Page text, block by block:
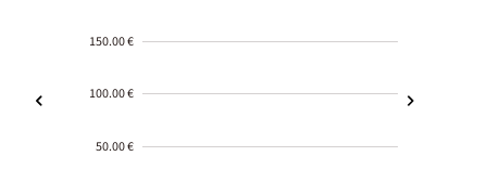
150.00 €
100.00 €
50.00 €